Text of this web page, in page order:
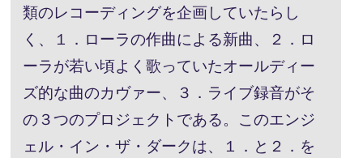
類のレコーディングを企画していたらし
く、１．ローラの作曲による新曲、２．ロ
ーラが若い頃よく歌っていたオールディー
ズ的な曲のカヴァー、３．ライブ録音がそ
の３つのプロジェクトである。このエンジ
ェル・イン・ザ・ダークは、１．と２．を